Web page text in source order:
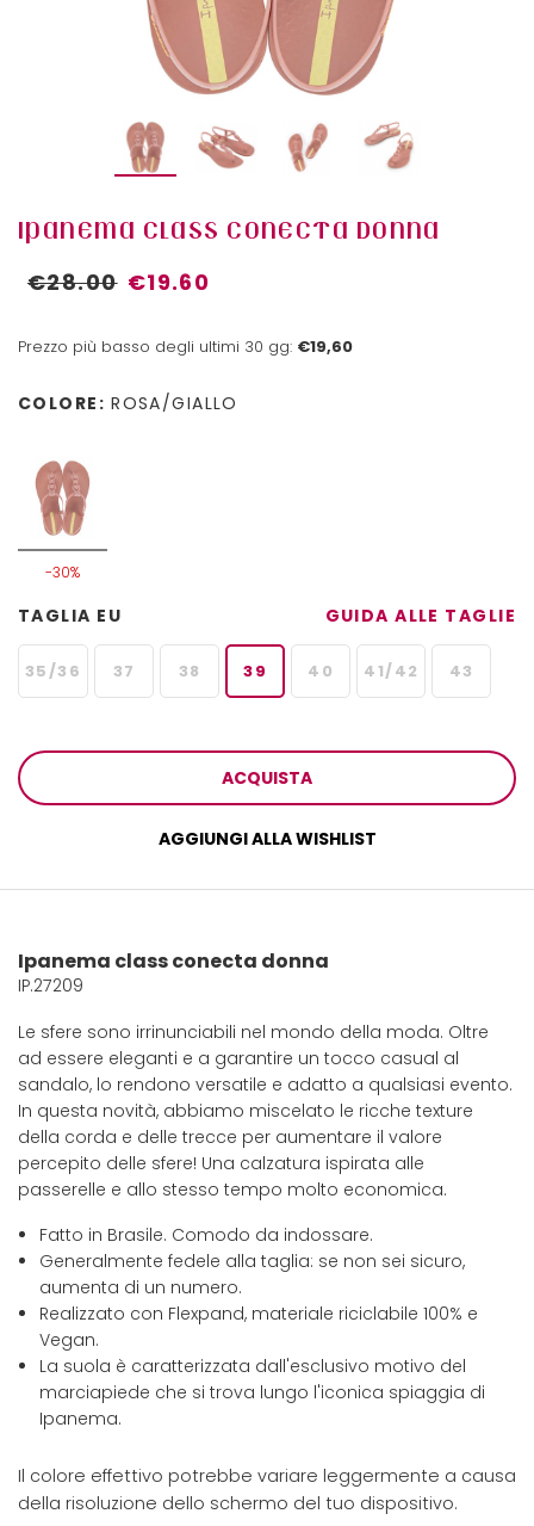
IPANEMA CLASS CONECTA DONNA
€28.00 €19.60
Prezzo più basso degli ultimi 30 gg: €19,60
COLORE: ROSA/GIALLO
-30%
TAGLIA EU GUIDA ALLE TAGLIE
35/36 37 38 39 40 41/42 43
ACQUISTA
AGGIUNGI ALLA WISHLIST
Ipanema class conecta donna
IP.27209
Le sfere sono irrinunciabili nel mondo della moda. Oltre
ad essere eleganti e a garantire un tocco casual al
sandalo, lo rendono versatile e adatto a qualsiasi evento.
In questa novità, abbiamo miscelato le ricche texture
della corda e delle trecce per aumentare il valore
percepito delle sfere! Una calzatura ispirata alle
passerelle e allo stesso tempo molto economica.
Fatto in Brasile. Comodo da indossare.
Generalmente fedele alla taglia: se non sei sicuro,
aumenta di un numero.
Realizzato con Flexpand, materiale riciclabile 100% e
Vegan.
La suola è caratterizzata dall'esclusivo motivo del
marciapiede che si trova lungo l'iconica spiaggia di
Ipanema.
Il colore effettivo potrebbe variare leggermente a causa
della risoluzione dello schermo del tuo dispositivo.